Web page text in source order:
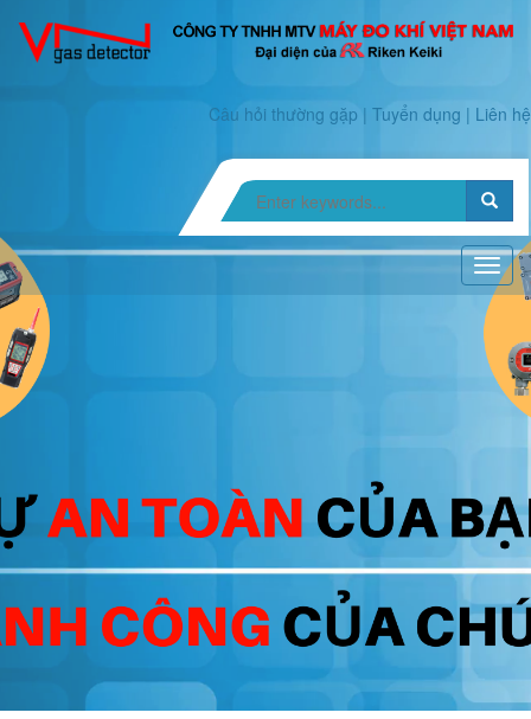
Câu hỏi thường gặp | Tuyển dụng | Liên hệ